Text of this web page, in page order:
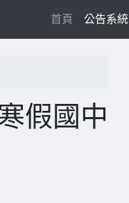
首頁(current)
公告系統
假國中